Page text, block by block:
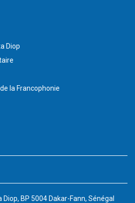
Diop
la Francophonie
BP 5004 Dakar-Fann, Sénégal